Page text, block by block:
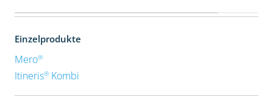
Einzelprodukte
Mero®
Itineris®Kombi